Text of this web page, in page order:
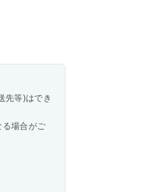
先等)はでき
る場合がご